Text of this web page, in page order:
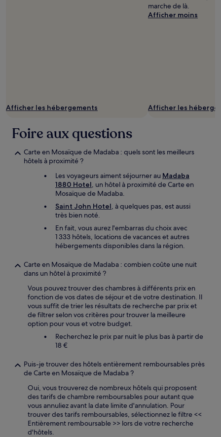
Afficher les hébergements
marche de là.
Afficher moins
Afficher les
Foire aux questions
Carte en Mosaïque de Madaba : quels sont les meilleurs
hôtels à proximité ?
Les voyageurs aiment séjourner au Madaba
1880 Hotel, un hôtel à proximité de Carte en
Mosaïque de Madaba.
Saint John Hotel, à quelques pas, est aussi
très bien noté.
En fait, vous aurez l'embarras du choix avec
1 333 hôtels, locations de vacances et autres
hébergements disponibles dans la région.
Carte en Mosaïque de Madaba : combien coûte une nuit
dans un hôtel à proximité ?
Vous pouvez trouver des chambres à différents prix en
fonction de vos dates de séjour et de votre destination. Il
vous suffit de trier les résultats de recherche par prix et
de filtrer selon vos critères pour trouver la meilleure
option pour vous et votre budget.
Recherchez le prix par nuit le plus bas à partir de
18 €
Puis-je trouver des hôtels entièrement remboursables près
de Carte en Mosaïque de Madaba ?
Oui, vous trouverez de nombreux hôtels qui proposent
des tarifs de chambre remboursables pour autant que
vous annuliez avant la date limite d'annulation. Pour
trouver des tarifs remboursables, sélectionnez le filtre <<
Entièrement remboursable >> lors de votre recherche
d'hôtels.